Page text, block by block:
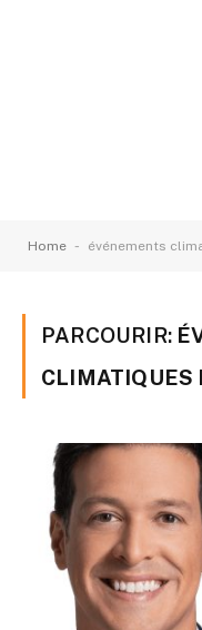
Home - événements
PARCOURIR:
CLIMATIQUES